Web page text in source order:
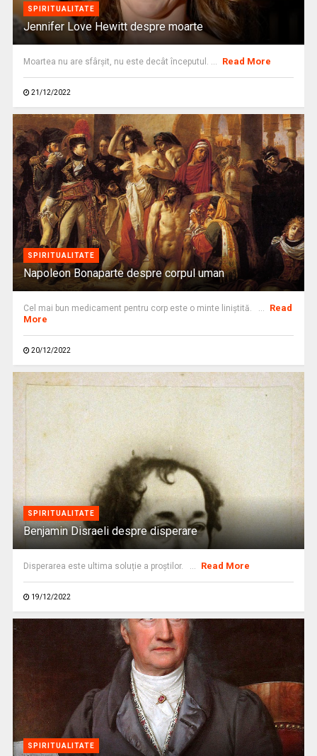
SPIRITUALITATE
Jennifer Love Hewitt despre moarte
Moartea nu are sfârșit, nu este decât începutul. ... Read More
21/12/2022
SPIRITUALITATE
Napoleon Bonaparte despre corpul uman
Cel mai bun medicament pentru corp este o minte liniştită. ...
Read
More
20/12/2022
SPIRITUALITATE
Benjamin Disraeli despre disperare
Disperarea este ultima soluție a proștilor. ... Read More
19/12/2022
SPIRITUALITATE